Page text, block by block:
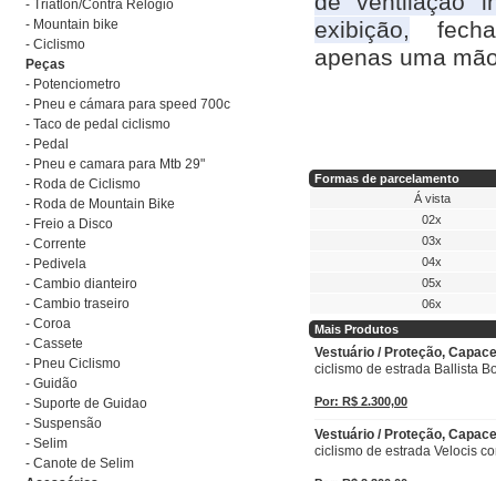
- Triatlon/Contra Relogio
- Mountain bike
- Ciclismo
Peças
- Potenciometro
- Pneu e cámara para speed 700c
- Taco de pedal ciclismo
- Pedal
- Pneu e camara para Mtb 29"
- Roda de Ciclismo
- Roda de Mountain Bike
- Freio a Disco
- Corrente
- Pedivela
- Cambio dianteiro
- Cambio traseiro
- Coroa
- Cassete
- Pneu Ciclismo
- Guidão
- Suporte de Guidao
- Suspensão
- Selim
- Canote de Selim
exibição,
apenas uma
Formas de parcelamento
Á vista
02x
03x
04x
05x
06x
Mais Produtos
Vestuário / Proteção,
ciclismo de estrada Ballista
Por: R$ 2.300,00
Vestuário / Proteção,
ciclismo de estrada Velocis